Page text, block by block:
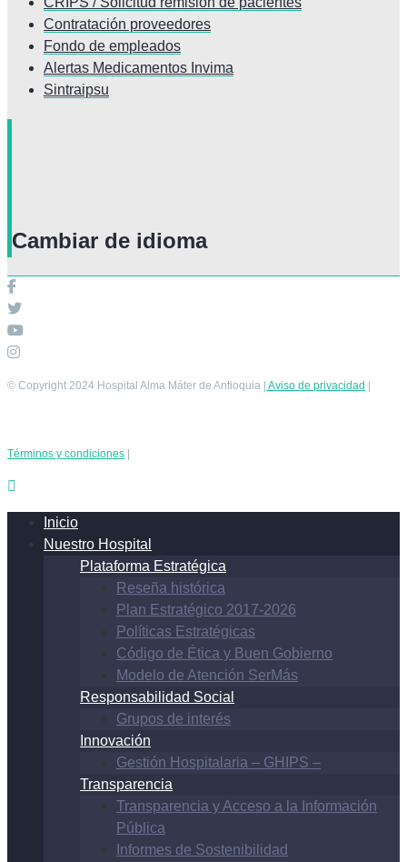
Contratación proveedores
Fondo de empleados
Alertas Medicamentos Invima
Sintraipsu
Cambiar de idioma
© Copyright 2024 Hospital Alma Máter de Antioquia | Aviso de privacidad
Términos y condiciones |
Inicio
Nuestro Hospital
Plataforma Estratégica
Reseña histórica
Plan Estratégico 2017-2026
Políticas Estratégicas
Código de Ética y Buen Gobierno
Modelo de Atención SerMás
Responsabilidad Social
Grupos de interés
Innovación
Gestión Hospitalaria – GHIPS –
Transparencia
Transparencia y Acceso a la Información
Pública
Informes de Sostenibilidad